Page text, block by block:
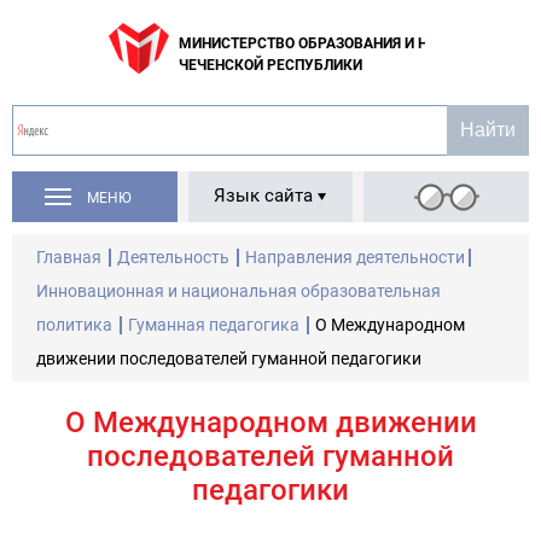
МИНИСТЕРСТВО ОБРАЗОВАНИЯ И НАУКИ
ЧЕЧЕНСКОЙ РЕСПУБЛИКИ
МЕНЮ Язык сайта
Главная Деятельность
Направления деятельности
Инновационная и национальная образовательная
политика
Гуманная педагогика
О Международном
движении последователей гуманной педагогики
О Международном движении
последователей гуманной
педагогики